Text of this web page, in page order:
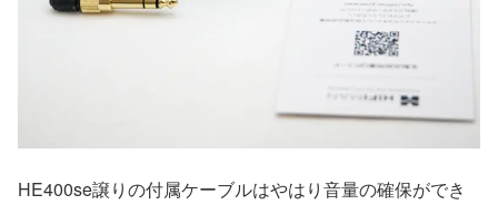
HE400se譲りの付属ケーブルはやはり音量の確保ができ